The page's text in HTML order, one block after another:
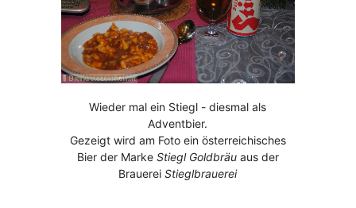
Wieder mal ein Stiegl - diesmal als
Adventbier.
Gezeigt wird am Foto ein österreichisches
Bier der Marke Stiegl Goldbräuaus der
BrauereiStieglbrauerei